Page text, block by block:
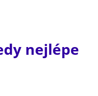
nejlépe